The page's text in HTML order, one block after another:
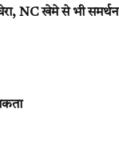
NC खेमे से भी समर्थन